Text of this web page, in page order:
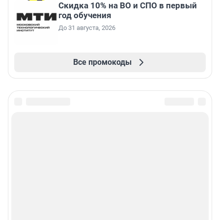
Скидка 10% на ВО и СПО в первый
год обучения
До 31 августа, 2026
Все промокоды